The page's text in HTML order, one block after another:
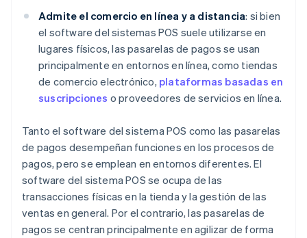
Admite el comercio en línea y a distancia: si bien
el software del sistemas POS suele utilizarse en
lugares físicos, las pasarelas de pagos se usan
principalmente en entornos en línea, como tiendas
de comercio electrónico, plataformas basadas en
suscripciones o proveedores de servicios en línea.
Tanto el software del sistema POS como las pasarelas
de pagos desempeñan funciones en los procesos de
pagos, pero se emplean en entornos diferentes. El
software del sistema POS se ocupa de las
transacciones físicas en la tienda y la gestión de las
ventas en general. Por el contrario, las pasarelas de
pagos se centran principalmente en agilizar de forma